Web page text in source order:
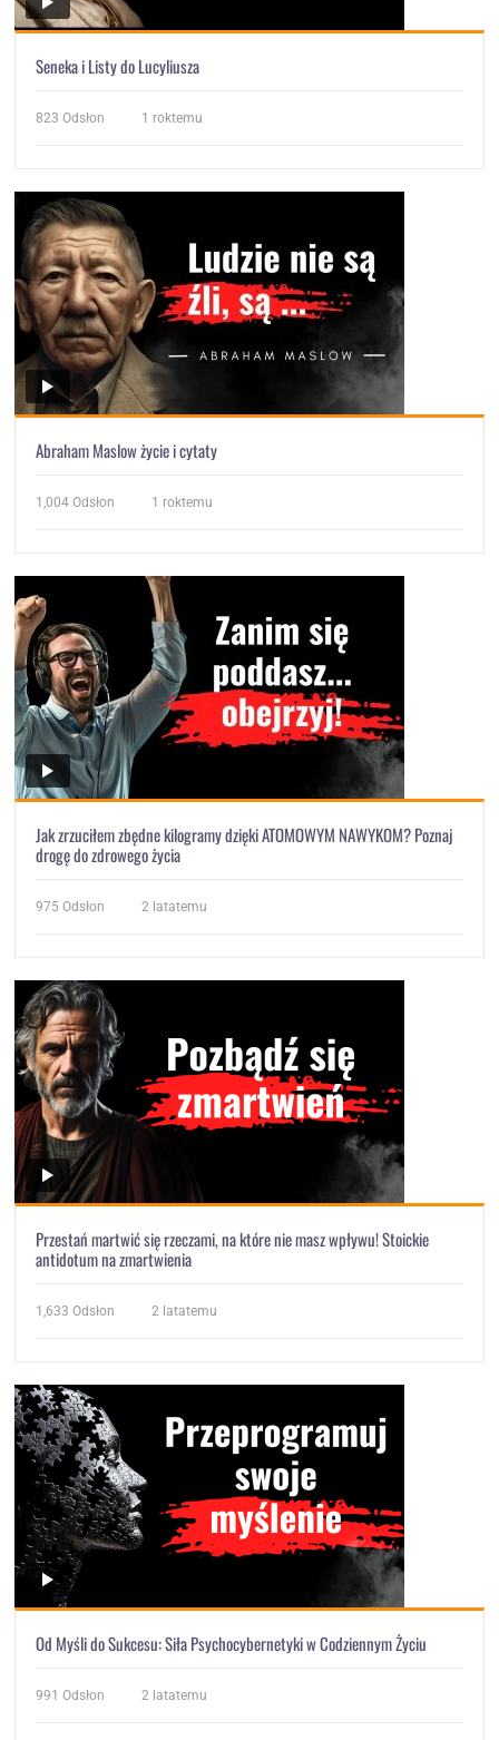
Seneka i Listy do Lucyliusza
823 Odsłon 1 roktemu
Abraham Maslow życie i cytaty
1,004 Odsłon 1 roktemu
Jak zrzuciłem zbędne kilogramy dzięki ATOMOWYM NAWYKOM? Poznaj
drogę do zdrowego życia
975 Odsłon 2 latatemu
Przestań martwić się rzeczami, na które nie masz wpływu! Stoickie
antidotum na zmartwienia
1,633 Odsłon 2 latatemu
Od Myśli do Sukcesu: Siła Psychocybernetyki w Codziennym Życiu
991 Odsłon 2 latatemu